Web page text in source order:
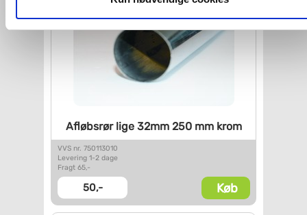
Du kan se mere om, hvordan vi behandler dine
personoplysninger, ved at klikkeher.
Afløbsrør lige 32mm 250 mmkrom
VVS nr. 750113010
Levering 1-2 dage
Fragt 65,-
50,- Køb